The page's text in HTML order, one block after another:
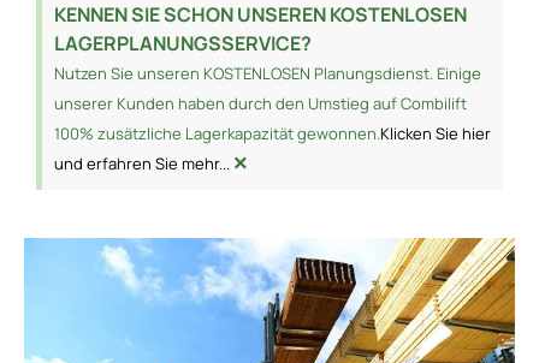
KENNEN SIE SCHON UNSEREN KOSTENLOSEN
LAGERPLANUNGSSERVICE?
Nutzen Sie unseren KOSTENLOSEN Planungsdienst. Einige
unserer Kunden haben durch den Umstieg auf Combilift
100% zusätzliche Lagerkapazität gewonnen.Klicken Sie hier
und erfahren Sie mehr... ×